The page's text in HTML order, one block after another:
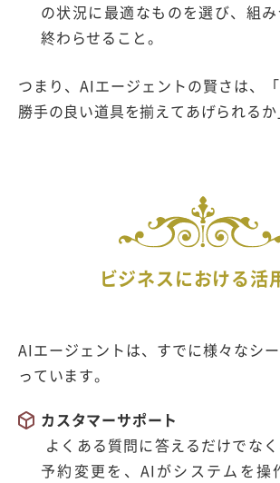
の状況に最適なものを選び、組
終わらせること。
つまり、AIエージェントの賢さは、
勝手の良い道具を揃えてあげられるか
ビジネスにおける活
AIエージェントは、すでに様々なシ
っています。
カスタマーサポート
よくある質問に答えるだけでな
予約変更を、AIがシステムを操